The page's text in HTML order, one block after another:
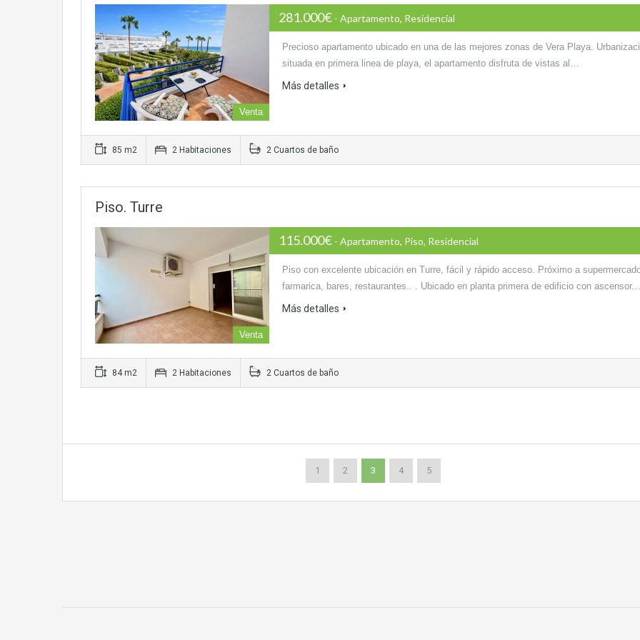
Venta
281.000€ - Apartamento, Residencial
Precioso apartamento ubicado en una de las mejores zonas de Vera Playa.
situada en primera linea de playa, el apartamento disfruta de vistas al…
Más detalles
85 m2 2 Habitaciones 2 Cuartos de baño
Piso. Turre
Venta
115.000€ - Apartamento, Piso, Residencial
Piso con excelente ubicación en Turre, fácil y rápido acceso. Próximo a
farmarica, bares, restaurantes.. . Ubicado en planta primera de edificio con
Más detalles
84 m2 2 Habitaciones 2 Cuartos de baño
1 2 3 4 5